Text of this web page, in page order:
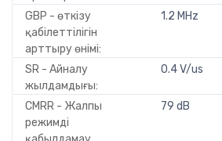
GBP - өткізу
қабілеттілігін
арттыру өнімі:
1.2 MHz
SR - Айналу
жылдамдығы:
0.4 V/us
CMRR - Жалпы
режимді
79 dB